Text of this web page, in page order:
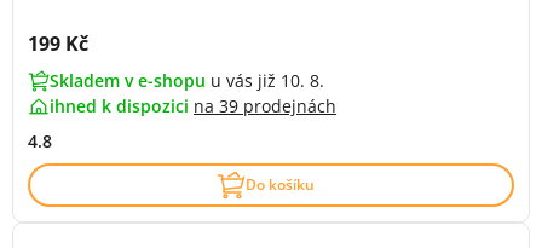
Cena s DPH:
199 Kč
Skladem v e-shopu u vás již 10. 8.
ihned k dispozici na 39 prodejnách
4.8
Do košíku